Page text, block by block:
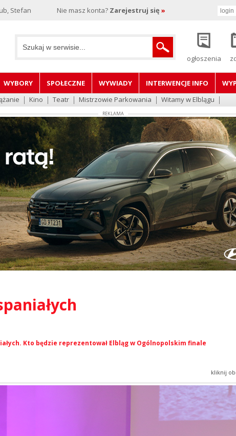
Stefan Nie masz konta? Zarejestruj się »
ogłoszenia
WYBORY SPOŁECZNE WYWIADY INTERWENCJE INFO
Kino Teatr Mistrzowie Parkowania Witamy w Elblągu
REKLAMA
Kto będzie reprezentował Elbląg w Ogólnopolskim finale
kliknij